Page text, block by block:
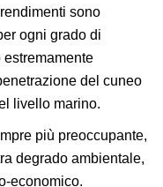
sono
ogni grado di
del cuneo
livello marino.
più preoccupante,
degrado ambientale,
economico.